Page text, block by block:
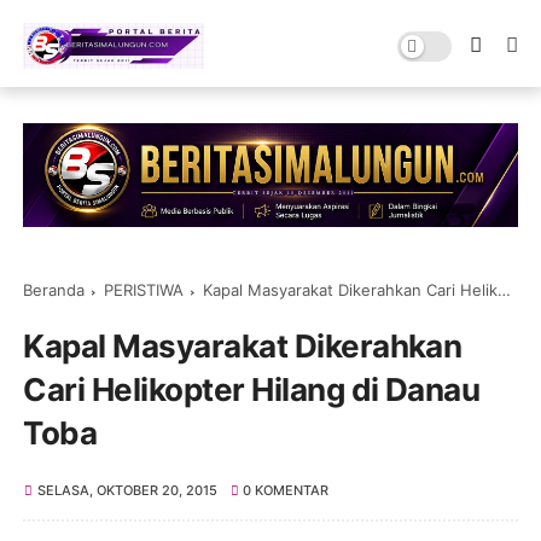
Beranda PERISTIWA Kapal Masyarakat Dikerahkan Cari Helikopter Hilang di Danau Toba
Kapal Masyarakat Dikerahkan
Cari Helikopter Hilang di Danau
Toba
SELASA, OKTOBER 20, 2015 0 KOMENTAR